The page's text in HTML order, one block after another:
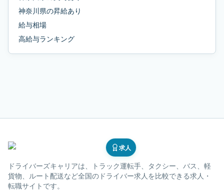
神奈川県の昇給あり
給与相場
高給与ランキング
求人
ドライバーズキャリアは、トラック運転手、タクシー、バス、軽
貨物、ルート配送など全国のドライバー求人を比較できる求人・
転職サイトです。